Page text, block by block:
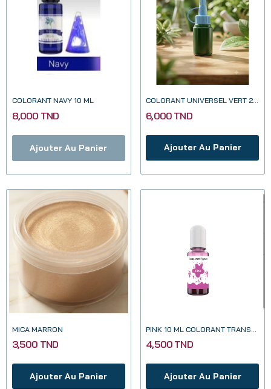
COLORANT NAVY 10 ML
8,000 TND
Ajouter Au Panier
COLORANT UNIVERSEL VERT 20ML
6,000 TND
Ajouter Au Panier
MICA MARRON
3,500 TND
Ajouter Au Panier
4,500 TND
Ajouter Au Panier